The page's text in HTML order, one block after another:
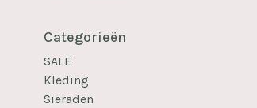
Categorieën
SALE
Kleding
Sieraden